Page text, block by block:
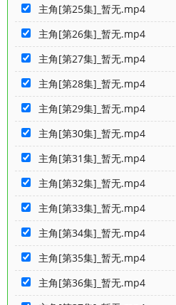
主角[第25集]_暂无.mp4
主角[第26集]_暂无.mp4
主角[第27集]_暂无.mp4
主角[第28集]_暂无.mp4
主角[第29集]_暂无.mp4
主角[第30集]_暂无.mp4
主角[第31集]_暂无.mp4
主角[第32集]_暂无.mp4
主角[第33集]_暂无.mp4
主角[第34集]_暂无.mp4
主角[第35集]_暂无.mp4
主角[第36集]_暂无.mp4